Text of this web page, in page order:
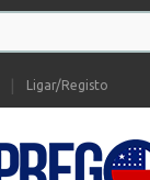
Ligar/Registo